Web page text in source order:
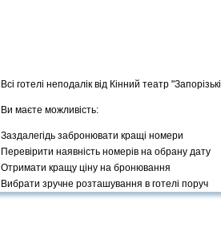
Всі готелі неподалік від Кінний театр
Ви маєте можливість:
Заздалегідь забронювати кращі номери
Перевірити наявність номерів на обрану дату
Отримати кращу ціну на бронювання
Вибрати зручне розташування в готелі поруч